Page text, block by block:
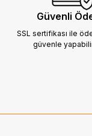
Güvenli
SSL sertifikası ile
güvenle